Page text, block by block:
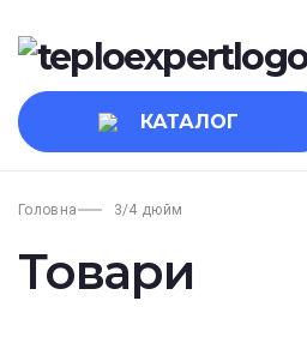
КАТАЛОГ
Головна 3/4 дюйм
Товари